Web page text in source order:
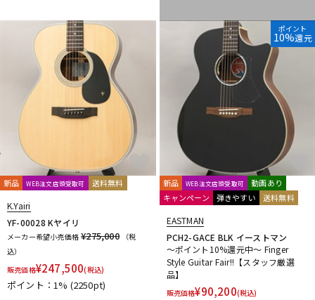
新品 WEB注文店頭受取可 送料無料
K.Yairi
YF-00028 Kヤイリ
メーカー希望小売価格 ¥275,000
（税
込）
販売価格¥247,500(税込)
ポイント：1% (2250pt)
ポイント
10%還元
新品 WEB注文店頭受取可
動画あり
キャンペーン
弾きやすい 送料無料
EASTMAN
PCH2-GACE BLK イーストマン
～ポイント10%還元中～ Finger
Style Guitar Fair!!【スタッフ厳選
品】
販売価格¥90,200(税込)